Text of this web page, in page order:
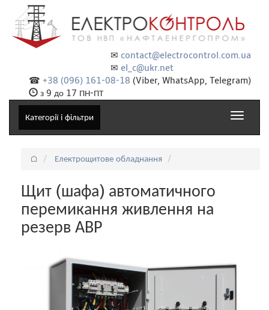
✉ contact@electrocontrol.com.ua
✉ el_c@ukr.net
☎ +38 (096) 161-08-18 (Viber, WhatsApp, Telegram)
з 9 до 17 ПН-ПТ
Категорії і фільтри
Toggle
⌂ Електрощитове обладнання
Щит (шафа) автоматичного
перемикання живлення на
резерв АВР